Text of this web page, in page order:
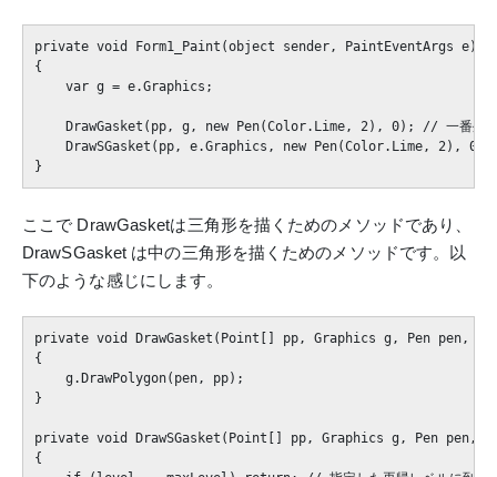
private void Form1_Paint(object sender, PaintEventArgs e) //
{
    var g = e.Graphics;
DrawGasket(pp, g, new Pen(Color.Lime, 2), 0); // 一番外の
DrawSGasket(pp, e.Graphics, new Pen(Color.Lime, 2), 0);
ここで DrawGasketは三角形を描くためのメソッドであり、
DrawSGasket は中の三角形を描くためのメソッドです。以
下のような感じにします。
private void DrawGasket(Point[] pp, Graphics g, Pen pen,
{
    g.DrawPolygon(pen, pp);
}
private void DrawSGasket(Point[] pp, Graphics g, Pen pen, int
{